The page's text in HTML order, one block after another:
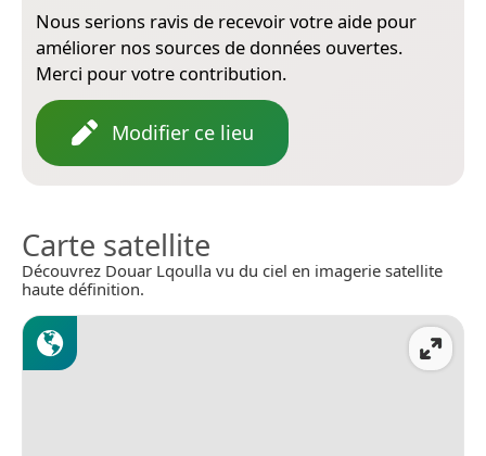
Nous serions ravis de recevoir votre aide pour
améliorer nos sources de données ouvertes.
Merci pour votre contribution.
Modifier ce lieu
Carte satellite
Découvrez Douar Lqoulla vu du ciel en imagerie satellite
haute définition.